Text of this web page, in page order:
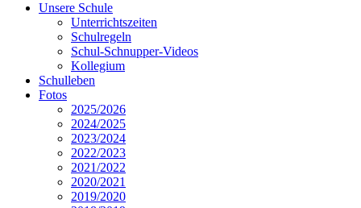
Unsere Schule
Unterrichtszeiten
Schulregeln
Schul-Schnupper-Videos
Kollegium
Schulleben
Fotos
2025/2026
2024/2025
2023/2024
2022/2023
2021/2022
2020/2021
2019/2020